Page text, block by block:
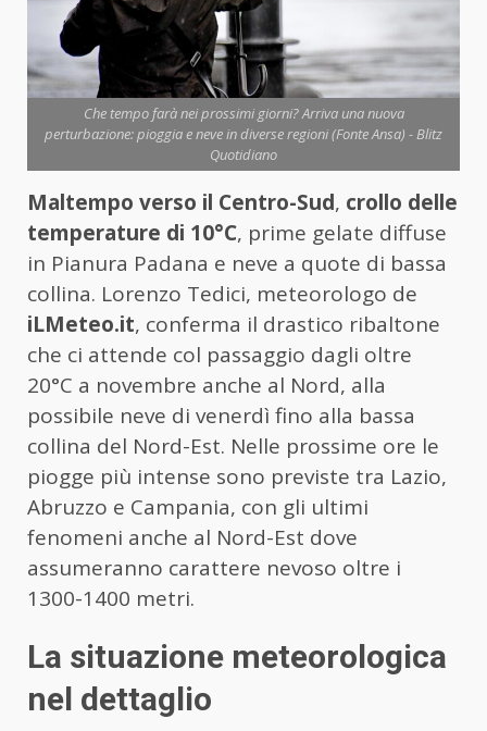
Che tempo farà nei prossimi giorni? Arriva una nuova
perturbazione: pioggia e neve in diverse regioni (Fonte Ansa) - Blitz
Quotidiano
Maltempo verso il Centro-Sud, crollo delle
temperature di 10°C, prime gelate diffuse
in Pianura Padana e neve a quote di bassa
collina. Lorenzo Tedici, meteorologo de
iLMeteo.it, conferma il drastico ribaltone
che ci attende col passaggio dagli oltre
20°C a novembre anche al Nord, alla
possibile neve di venerdì fino alla bassa
collina del Nord-Est. Nelle prossime ore le
piogge più intense sono previste tra Lazio,
Abruzzo e Campania, con gli ultimi
fenomeni anche al Nord-Est dove
assumeranno carattere nevoso oltre i
1300-1400 metri.
La situazione meteorologica
nel dettaglio